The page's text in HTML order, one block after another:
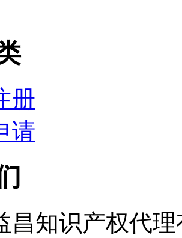
册
请
昌知识产权代